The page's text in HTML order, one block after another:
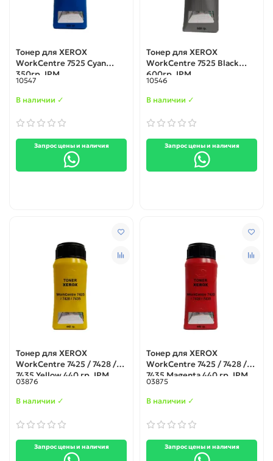
Тонер для XEROX
WorkCentre 7525 Cyan
350гр. IPM
10547
В наличии ✓
Запрос цены и наличия
Тонер для XEROX
WorkCentre 7525 Black
600гр. IPM
10546
В наличии ✓
Запрос цены и наличия
Тонер для XEROX
WorkCentre 7425 / 7428 /
7435 Yellow 440 гр. IPM
03876
В наличии ✓
Запрос цены и наличия
Тонер для XEROX
WorkCentre 7425 / 7428 /
7435 Magenta 440 гр. IPM
03875
В наличии ✓
Запрос цены и наличия